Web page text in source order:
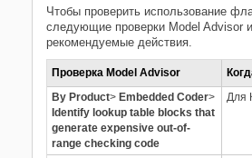
Чтобы проверить использование
следующие проверки Model Advisor
рекомендуемые действия.
Проверка Model Advisor
By Product> Embedded Coder>
Identify lookup table blocks that
generate expensive out-of-
range checking code
Для